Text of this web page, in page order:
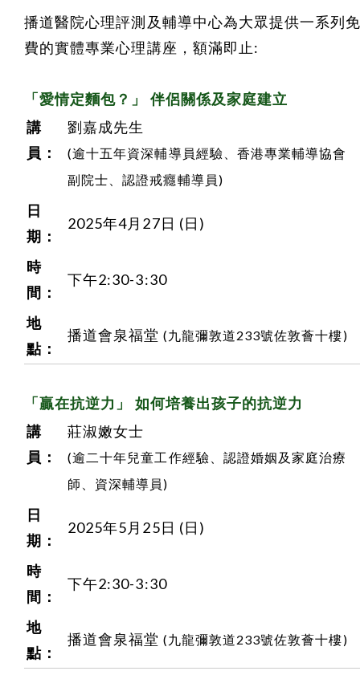
播道醫院心理評測及輔導中心為大眾提供一系列
費的實體專業心理講座，額滿即止:
「愛情定麵包？」 伴侶關係及家庭建立
講
員：
劉嘉成先生
(逾十五年資深輔導員經驗、香港專業輔導協會
副院士、認證戒癮輔導員)
日
期：
2025年4月27日 (日)
時
間：
下午2:30-3:30
地
點：
播道會泉福堂 (九龍彌敦道233號佐敦薈十樓)
「贏在抗逆力」 如何培養出孩子的抗逆力
講
員：
莊淑嫩女士
(逾二十年兒童工作經驗、認證婚姻及家庭治療
師、資深輔導員)
日
期：
2025年5月25日 (日)
時
間：
下午2:30-3:30
地
點：
播道會泉福堂 (九龍彌敦道233號佐敦薈十樓)